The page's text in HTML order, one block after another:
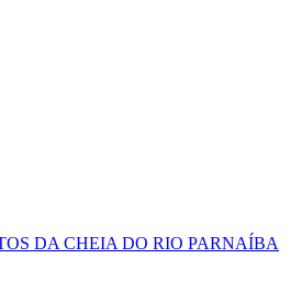
DA CHEIA DO RIO PARNAÍBA